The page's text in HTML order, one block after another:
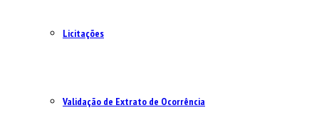
Licitações
Validação de Extrato de Ocorrência